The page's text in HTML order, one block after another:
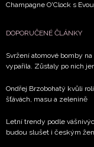
Champagne O'Clock s
DOPORUČENÉ ČLÁNKY
Svržení atomové bomby
vypařila. Zůstaly po nich
Ondřej Brzobohatý kvůli
šťávách, masu a zelenině
Letní trendy podle
budou slušet i českým